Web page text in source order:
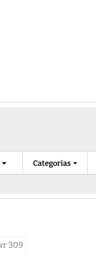
Categorias